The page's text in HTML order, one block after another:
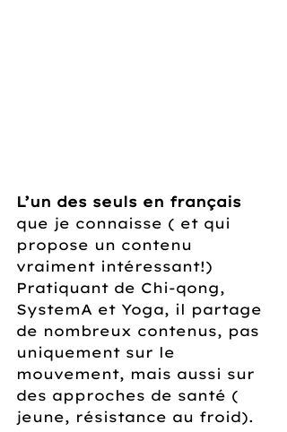
L’un des seuls en français
que je connaisse ( et qui
propose un contenu
vraiment intéressant!)
Pratiquant de Chi-qong,
SystemA et Yoga, il partage
de nombreux contenus, pas
uniquement sur le
mouvement, mais aussi sur
des approches de santé (
jeune, résistance au froid).